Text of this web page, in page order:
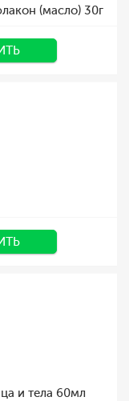
(масло) 30г
и тела 60мл